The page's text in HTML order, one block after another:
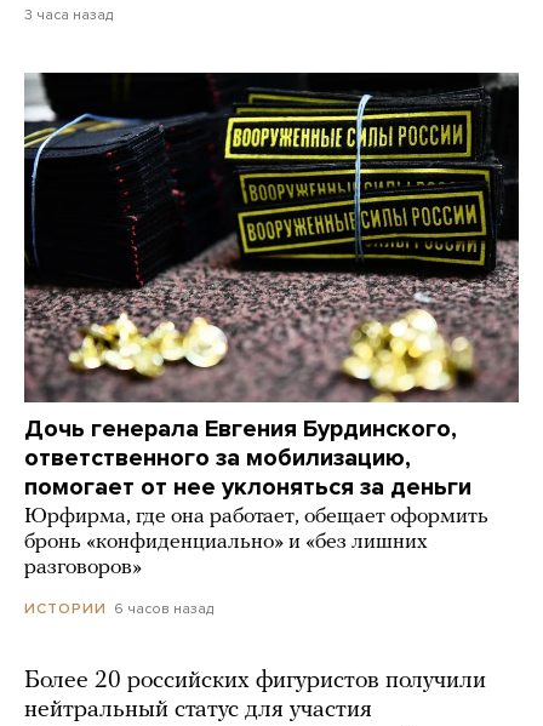
3 часа назад
Дочь генерала Евгения Бурдинского,
ответственного за мобилизацию,
помогает от нее уклоняться за деньги
Юрфирма, где она работает, обещает оформить
бронь «конфиденциально» и «без лишних
разговоров»
ИСТОРИИ 6 часов назад
Более 20 российских фигуристов получили
нейтральный статус для участия